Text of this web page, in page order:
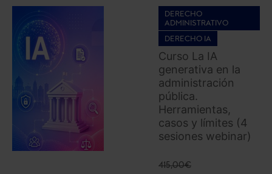
DERECHO
ADMINISTRATIVO
DERECHO IA
Curso La IA
generativa en la
administración
pública.
Herramientas,
casos y límites (4
sesiones webinar)
415,00€